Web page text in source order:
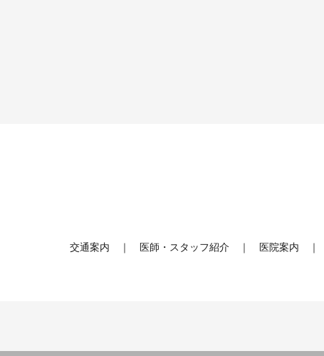
交通案内 医師・スタッフ紹介 医院案内